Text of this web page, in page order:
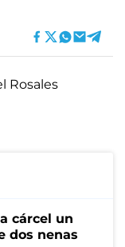
Rosales
cárcel un
dos nenas